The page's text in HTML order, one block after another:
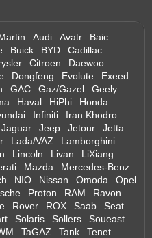
Audi Avatr
Baic
Buick BYD
Cadillac
Citroen
Daewoo
Dongfeng Evolute
Exeed
GAC Gaz/Gazel
Geely
Haval HiPhi
Honda
Infiniti
Iran Khodro
Jaguar Jeep Jetour
Jetta
Lada/VAZ
Lamborghini
Lincoln Livan
LiXiang
Mazda
Mercedes-Benz
NIO Nissan Omoda
Opel
Proton RAM
Ravon
Rover ROX Saab
Seat
Solaris Sollers
Soueast
TaGAZ Tank
Tenet